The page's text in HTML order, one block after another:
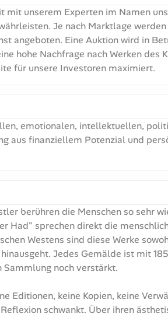
unserem Experten im Namen
Je nach Marktlage
angeboten. Eine Auktion wird in
hohe Nachfrage nach Werken
für unsere Investoren maximiert.
emotionalen, intellektuellen,
aus finanziellem Potenzial und
berühren die Menschen so sehr
Had" sprechen direkt die
Westens sind diese Werke
Jedes Gemälde ist mit
noch verstärkt.
Editionen, keine Kopien, keine
schwankt. Über ihren